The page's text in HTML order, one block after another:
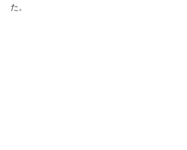
た。